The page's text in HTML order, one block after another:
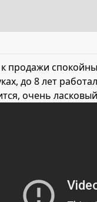
к продажи
до 8 лет
очень